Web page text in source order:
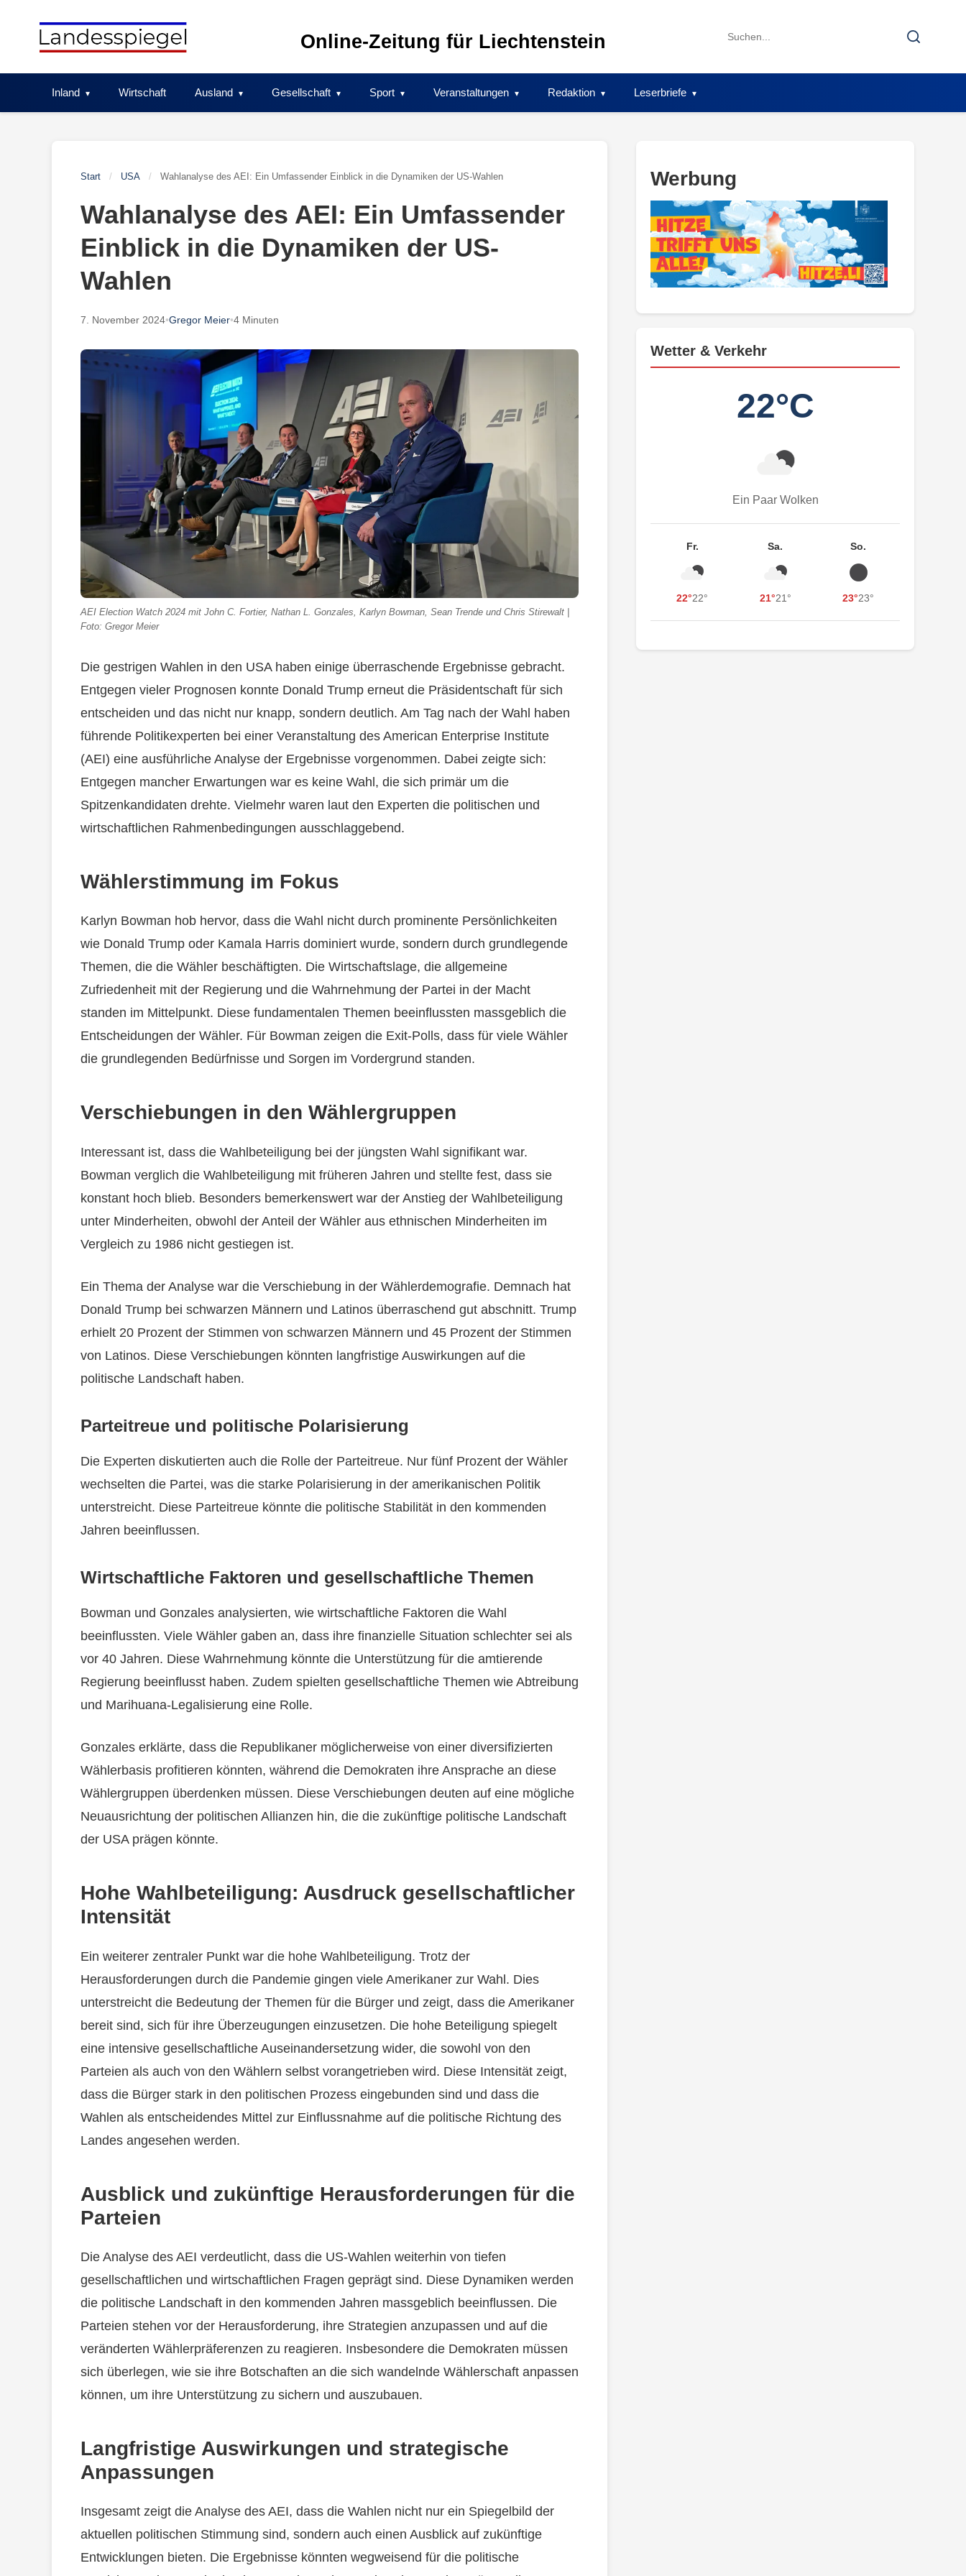
Online-Zeitung für Liechtenstein
Search
Search
Inland Wirtschaft Ausland Gesellschaft Sport Veranstaltungen Redaktion Leserbriefe
Start / USA / Wahlanalyse des AEI: Ein Umfassender Einblick in die Dynamiken der US-Wahlen
Wahlanalyse des AEI: Ein Umfassender
Einblick in die Dynamiken der US-
Wahlen
7. November 2024•Gregor Meier•4 Minuten
AEI Election Watch 2024 mit John C. Fortier, Nathan L. Gonzales, Karlyn Bowman, Sean Trende und Chris Stirewalt |
Foto: Gregor Meier
Die gestrigen Wahlen in den USA haben einige überraschende Ergebnisse gebracht.
Entgegen vieler Prognosen konnte Donald Trump erneut die Präsidentschaft für sich
entscheiden und das nicht nur knapp, sondern deutlich. Am Tag nach der Wahl haben
führende Politikexperten bei einer Veranstaltung des American Enterprise Institute
(AEI) eine ausführliche Analyse der Ergebnisse vorgenommen. Dabei zeigte sich:
Entgegen mancher Erwartungen war es keine Wahl, die sich primär um die
Spitzenkandidaten drehte. Vielmehr waren laut den Experten die politischen und
wirtschaftlichen Rahmenbedingungen ausschlaggebend.
Wählerstimmung im Fokus
Karlyn Bowman hob hervor, dass die Wahl nicht durch prominente Persönlichkeiten
wie Donald Trump oder Kamala Harris dominiert wurde, sondern durch grundlegende
Themen, die die Wähler beschäftigten. Die Wirtschaftslage, die allgemeine
Zufriedenheit mit der Regierung und die Wahrnehmung der Partei in der Macht
standen im Mittelpunkt. Diese fundamentalen Themen beeinflussten massgeblich die
Entscheidungen der Wähler. Für Bowman zeigen die Exit-Polls, dass für viele Wähler
die grundlegenden Bedürfnisse und Sorgen im Vordergrund standen.
Verschiebungen in den Wählergruppen
Interessant ist, dass die Wahlbeteiligung bei der jüngsten Wahl signifikant war.
Bowman verglich die Wahlbeteiligung mit früheren Jahren und stellte fest, dass sie
konstant hoch blieb. Besonders bemerkenswert war der Anstieg der Wahlbeteiligung
unter Minderheiten, obwohl der Anteil der Wähler aus ethnischen Minderheiten im
Vergleich zu 1986 nicht gestiegen ist.
Ein Thema der Analyse war die Verschiebung in der Wählerdemografie. Demnach hat
Donald Trump bei schwarzen Männern und Latinos überraschend gut abschnitt. Trump
erhielt 20 Prozent der Stimmen von schwarzen Männern und 45 Prozent der Stimmen
von Latinos. Diese Verschiebungen könnten langfristige Auswirkungen auf die
politische Landschaft haben.
Parteitreue und politische Polarisierung
Die Experten diskutierten auch die Rolle der Parteitreue. Nur fünf Prozent der Wähler
wechselten die Partei, was die starke Polarisierung in der amerikanischen Politik
unterstreicht. Diese Parteitreue könnte die politische Stabilität in den kommenden
Jahren beeinflussen.
Wirtschaftliche Faktoren und gesellschaftliche Themen
Bowman und Gonzales analysierten, wie wirtschaftliche Faktoren die Wahl
beeinflussten. Viele Wähler gaben an, dass ihre finanzielle Situation schlechter sei als
vor 40 Jahren. Diese Wahrnehmung könnte die Unterstützung für die amtierende
Regierung beeinflusst haben. Zudem spielten gesellschaftliche Themen wie Abtreibung
und Marihuana-Legalisierung eine Rolle.
Gonzales erklärte, dass die Republikaner möglicherweise von einer diversifizierten
Wählerbasis profitieren könnten, während die Demokraten ihre Ansprache an diese
Wählergruppen überdenken müssen. Diese Verschiebungen deuten auf eine mögliche
Neuausrichtung der politischen Allianzen hin, die die zukünftige politische Landschaft
der USA prägen könnte.
Hohe Wahlbeteiligung: Ausdruck gesellschaftlicher
Intensität
Ein weiterer zentraler Punkt war die hohe Wahlbeteiligung. Trotz der
Herausforderungen durch die Pandemie gingen viele Amerikaner zur Wahl. Dies
unterstreicht die Bedeutung der Themen für die Bürger und zeigt, dass die Amerikaner
bereit sind, sich für ihre Überzeugungen einzusetzen. Die hohe Beteiligung spiegelt
eine intensive gesellschaftliche Auseinandersetzung wider, die sowohl von den
Parteien als auch von den Wählern selbst vorangetrieben wird. Diese Intensität zeigt,
dass die Bürger stark in den politischen Prozess eingebunden sind und dass die
Wahlen als entscheidendes Mittel zur Einflussnahme auf die politische Richtung des
Landes angesehen werden.
Ausblick und zukünftige Herausforderungen für die
Parteien
Die Analyse des AEI verdeutlicht, dass die US-Wahlen weiterhin von tiefen
gesellschaftlichen und wirtschaftlichen Fragen geprägt sind. Diese Dynamiken werden
die politische Landschaft in den kommenden Jahren massgeblich beeinflussen. Die
Parteien stehen vor der Herausforderung, ihre Strategien anzupassen und auf die
veränderten Wählerpräferenzen zu reagieren. Insbesondere die Demokraten müssen
sich überlegen, wie sie ihre Botschaften an die sich wandelnde Wählerschaft anpassen
können, um ihre Unterstützung zu sichern und auszubauen.
Langfristige Auswirkungen und strategische
Anpassungen
Insgesamt zeigt die Analyse des AEI, dass die Wahlen nicht nur ein Spiegelbild der
aktuellen politischen Stimmung sind, sondern auch einen Ausblick auf zukünftige
Entwicklungen bieten. Die Ergebnisse könnten wegweisend für die politische
Werbung
Wetter & Verkehr
22°C
Ein Paar Wolken
Fr.
22°22°
Sa.
21°21°
So.
23°23°